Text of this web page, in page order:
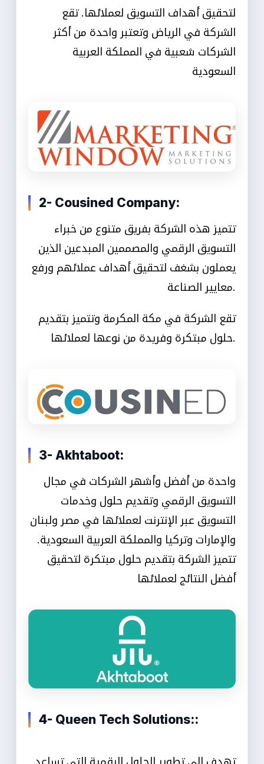
لتحقيق أهداف التسويق لعملائها. تقع
الشركة في الرياض وتعتبر واحدة من أكثر
الشركات شعبية في المملكة العربية
السعودية
2- Cousined Company:
تتميز هذه الشركة بفريق متنوع من خبراء
التسويق الرقمي والمصممين المبدعين الذين
يعملون بشغف لتحقيق أهداف عملائهم ورفع
معايير الصناعة.
تقع الشركة في مكة المكرمة وتتميز بتقديم
حلول مبتكرة وفريدة من نوعها لعملائها.
3- Akhtaboot:
التسويق الرقمي وتقديم حلول وخدمات
التسويق عبر الإنترنت لعملائها في مصر ولبنان
والإمارات وتركيا والمملكة العربية السعودية.
تتميز الشركة بتقديم حلول مبتكرة لتحقيق
أفضل النتائج لعملائها
4- Queen Tech Solutions::